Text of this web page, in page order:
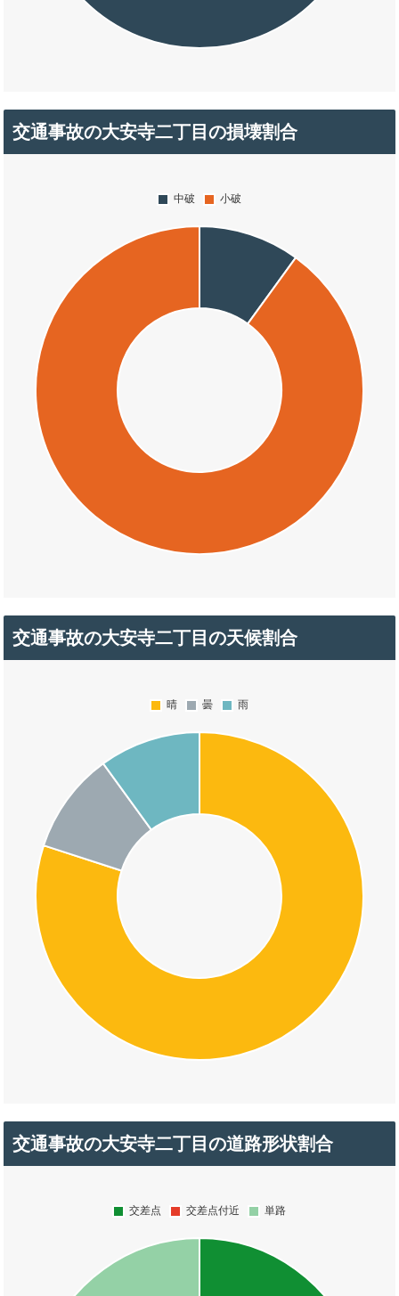
交通事故の大安寺二丁目の損壊割合
交通事故の大安寺二丁目の天候割合
交通事故の大安寺二丁目の道路形状割合